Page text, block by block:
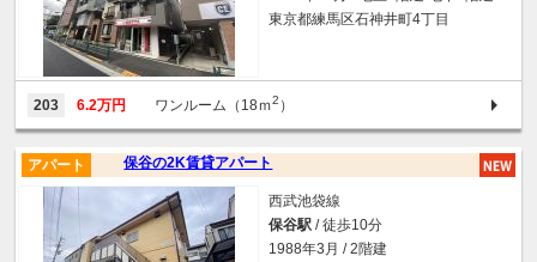
東京都練馬区石神井町4丁目
203 6.2万円 ワンルーム（18ｍ2 ）
保谷の2K賃貸アパート
アパート
西武池袋線
保谷駅 / 徒歩10分
1988年3月 / 2階建